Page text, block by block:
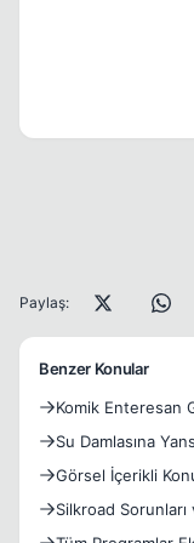
Paylaş:
Benzer Konular
Komik Enteresan
Su Damlasına
Görsel İçerikli
Silkroad Sorunları